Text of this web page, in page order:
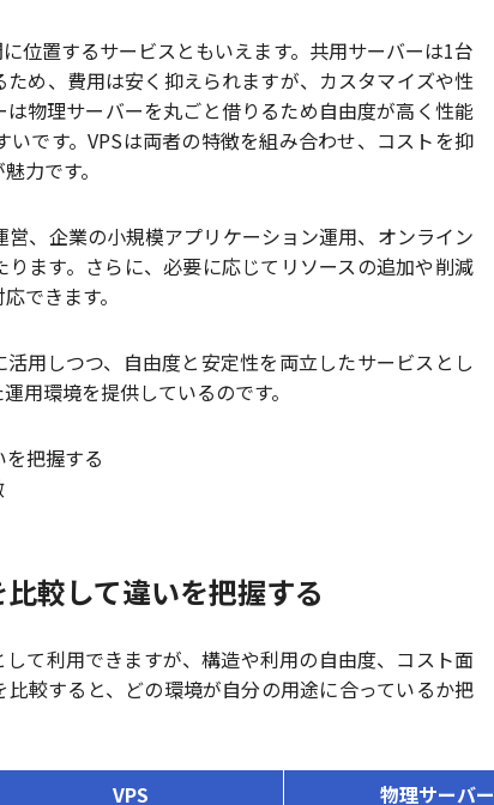
位置するサービスともいえます。共用サーバーは1台
め、費用は安く抑えられますが、カスタマイズや性
物理サーバーを丸ごと借りるため自由度が高く性能
です。VPSは両者の特徴を組み合わせ、コストを抑
力です。
、企業の小規模アプリケーション運用、オンライン
ます。さらに、必要に応じてリソースの追加や削減
できます。
用しつつ、自由度と安定性を両立したサービスとし
用環境を提供しているのです。
把握する
較して違いを把握する
て利用できますが、構造や利用の自由度、コスト面
較すると、どの環境が自分の用途に合っているか把
VPS 物理サーバー